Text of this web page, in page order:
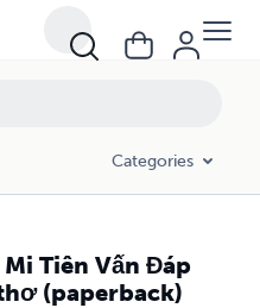
Categories
Tiên Vấn Đáp
(paperback)